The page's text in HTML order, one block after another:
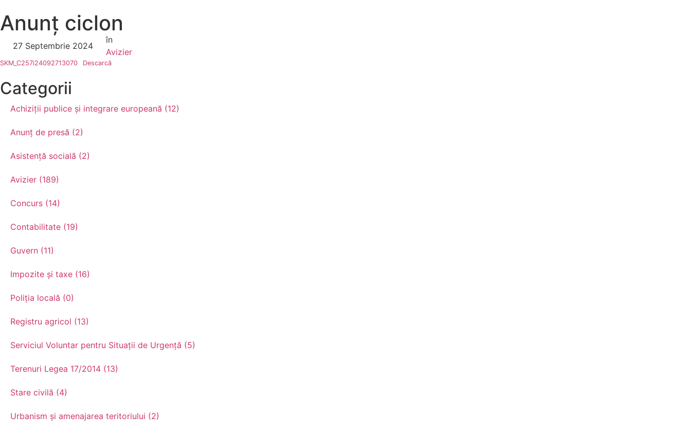
Anunț ciclon
27 Septembrie 2024
în
Avizier
SKM_C257i24092713070 Descarcă
Categorii
Achiziții publice și integrare europeană (12)
Anunț de presă (2)
Asistență socială (2)
Avizier (189)
Concurs (14)
Contabilitate (19)
Guvern (11)
Impozite și taxe (16)
Poliția locală (0)
Registru agricol (13)
Serviciul Voluntar pentru Situații de Urgență (5)
Terenuri Legea 17/2014 (13)
Stare civilă (4)
Urbanism și amenajarea teritoriului (2)